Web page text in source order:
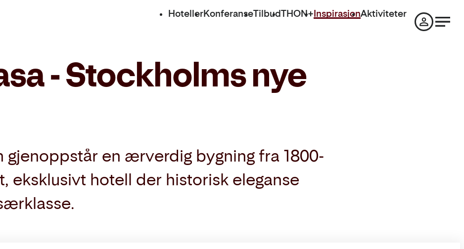
HotellerKonferanseTilbudTHON+ InspirasjonAktiviteter
- Stockholms nye
en ærverdig bygning fra 1800-
eksklusivt hotell der historisk eleganse